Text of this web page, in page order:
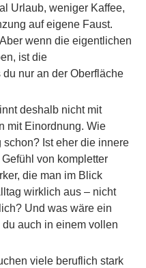
Urlaub, weniger Kaffee,
auf eigene Faust.
wenn die eigentlichen
ist die
nur an der Oberfläche
deshalb nicht mit
mit Einordnung. Wie
schon? Ist eher die innere
von kompletter
die man im Blick
wirklich aus – nicht
Und was wäre ein
auch in einem vollen
viele beruflich stark